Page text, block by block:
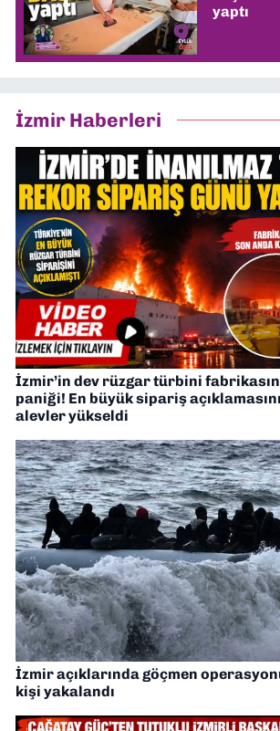
yaptı
İzmir Haberleri
İzmir’in dev rüzgar türbini
paniği! En büyük sipariş
alevler yükseldi
İzmir açıklarında göçmen
kişi yakalandı